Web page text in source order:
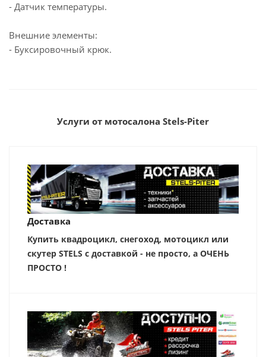
- Датчик температуры.
Внешние элементы:
- Буксировочный крюк.
Услуги от мотосалона Stels-Piter
Доставка
Купить квадроцикл, снегоход, мотоцикл или
скутер STELS с доставкой - не просто, а ОЧЕНЬ
ПРОСТО !